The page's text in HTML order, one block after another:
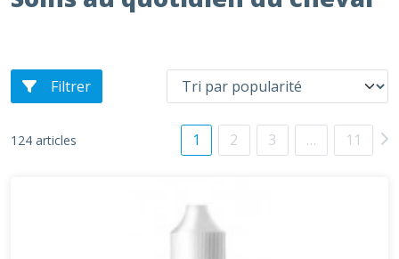
Filtrer
124 articles 1 2 3 … 11